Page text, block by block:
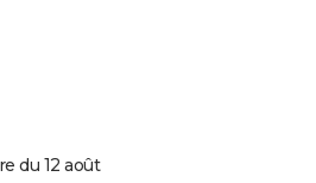
du 12 août